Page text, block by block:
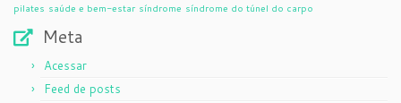
pilates saúde e bem-estar síndrome síndrome do túnel do carpo
Meta
Acessar
Feed de posts